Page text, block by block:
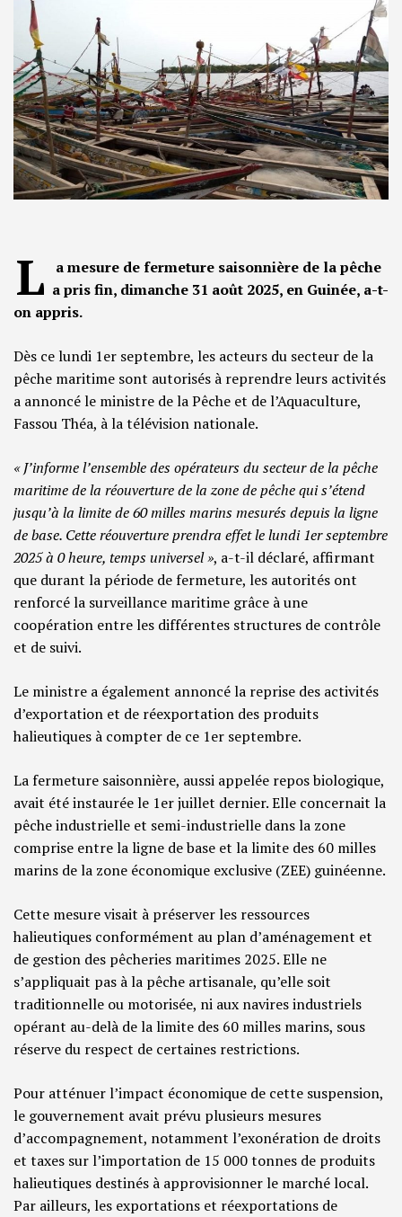
L
a mesure de fermeture saisonnière de la pêche
a pris fin, dimanche 31 août 2025, en Guinée, a-t-
on appris.
Dès ce lundi 1er septembre, les acteurs du secteur de la
pêche maritime sont autorisés à reprendre leurs activités
a annoncé le ministre de la Pêche et de l’Aquaculture,
Fassou Théa, à la télévision nationale.
« J’informe l’ensemble des opérateurs du secteur de la pêche
maritime de la réouverture de la zone de pêche qui s’étend
jusqu’à la limite de 60 milles marins mesurés depuis la ligne
de base. Cette réouverture prendra effet le lundi 1er septembre
2025 à 0 heure, temps universel », a-t-il déclaré, affirmant
que durant la période de fermeture, les autorités ont
renforcé la surveillance maritime grâce à une
coopération entre les différentes structures de contrôle
et de suivi.
Le ministre a également annoncé la reprise des activités
d’exportation et de réexportation des produits
halieutiques à compter de ce 1er septembre.
La fermeture saisonnière, aussi appelée repos biologique,
avait été instaurée le 1er juillet dernier. Elle concernait la
pêche industrielle et semi-industrielle dans la zone
comprise entre la ligne de base et la limite des 60 milles
marins de la zone économique exclusive (ZEE) guinéenne.
Cette mesure visait à préserver les ressources
halieutiques conformément au plan d’aménagement et
de gestion des pêcheries maritimes 2025. Elle ne
s’appliquait pas à la pêche artisanale, qu’elle soit
traditionnelle ou motorisée, ni aux navires industriels
opérant au-delà de la limite des 60 milles marins, sous
réserve du respect de certaines restrictions.
Pour atténuer l’impact économique de cette suspension,
le gouvernement avait prévu plusieurs mesures
d’accompagnement, notamment l’exonération de droits
et taxes sur l’importation de 15 000 tonnes de produits
halieutiques destinés à approvisionner le marché local.
Par ailleurs, les exportations et réexportations de